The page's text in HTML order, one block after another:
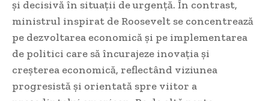
și decisivă în situații de urgență. În contrast,
ministrul inspirat de Roosevelt se concentrează
pe dezvoltarea economică și pe implementarea
de politici care să încurajeze inovația și
creșterea economică, reflectând viziunea
progresistă și orientată spre viitor a